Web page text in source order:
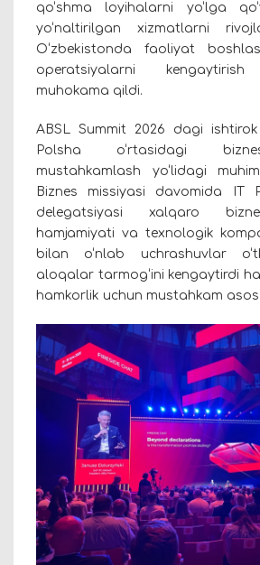
qo‘shma loyihalarni yo‘lga
yo‘naltirilgan xizmatlarni
O‘zbekistonda faoliyat
operatsiyalarni kengaytirish
muhokama qildi.
ABSL Summit 2026 dagi
Polsha o‘rtasidagi
mustahkamlash yo‘lidagi
Biznes missiyasi davomida IT
delegatsiyasi xalqaro
hamjamiyati va texnologik
bilan o‘nlab uchrashuvlar
aloqalar tarmog‘ini kengaytirdi
hamkorlik uchun mustahkam